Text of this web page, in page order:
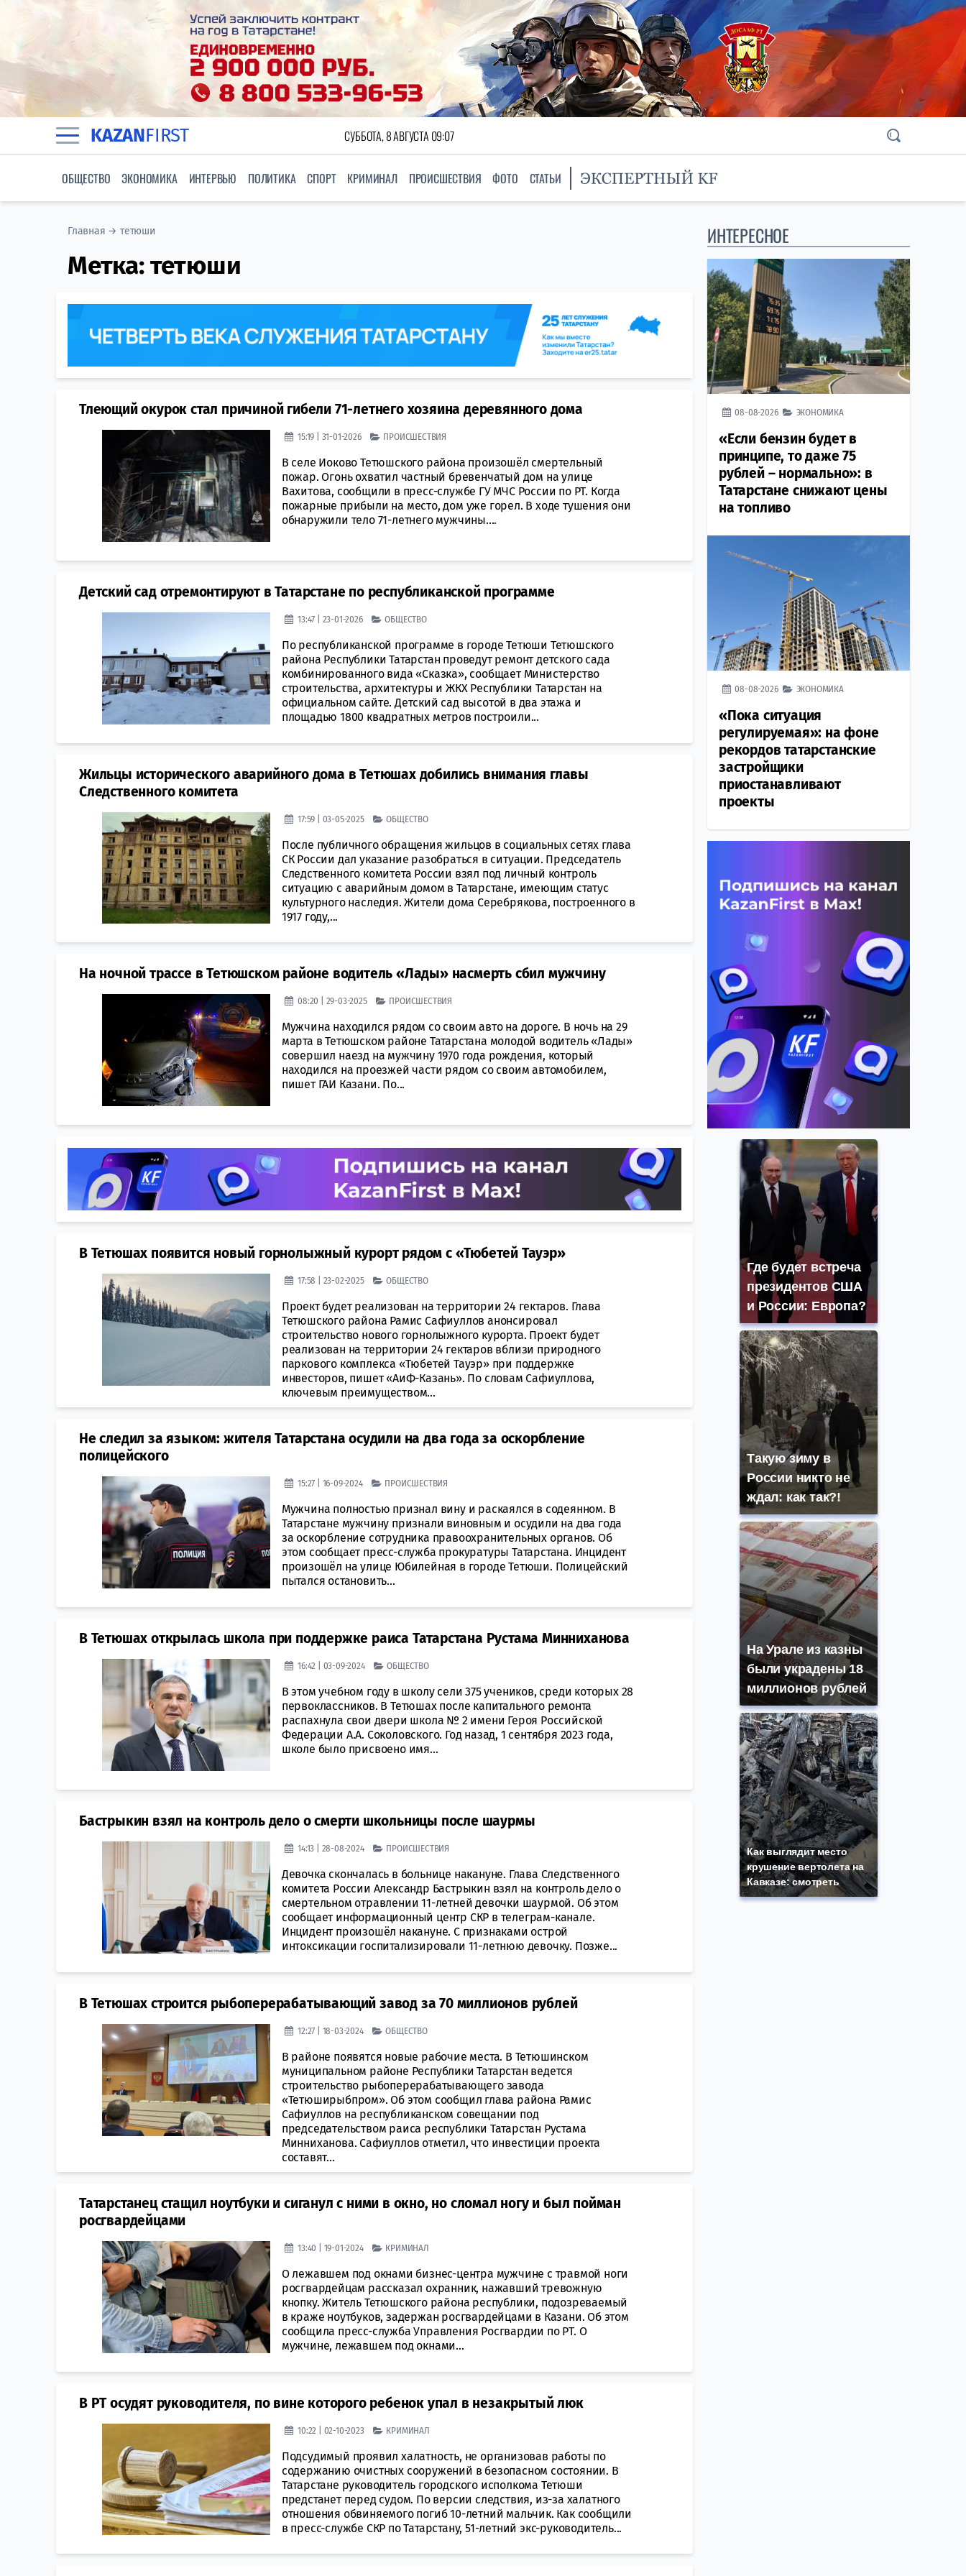
KAZANFIRST СУББОТА, 8 АВГУСТА 09:07
ОБЩЕСТВО ЭКОНОМИКА ИНТЕРВЬЮ ПОЛИТИКА СПОРТ КРИМИНАЛ ПРОИСШЕСТВИЯ ФОТО СТАТЬИ
Главная →тетюши
Метка:тетюши
Тлеющий окурок стал причиной гибели 71-летнего хозяина деревянного дома
15:19 | 31-01-2026 ПРОИСШЕСТВИЯ
В селе Иоково Тетюшского района произошёл смертельный
пожар. Огонь охватил частный бревенчатый дом на улице
Вахитова, сообщили в пресс-службе ГУ МЧС России по РТ. Когда
пожарные прибыли на место, дом уже горел. В ходе тушения они
обнаружили тело 71-летнего мужчины....
Детский сад отремонтируют в Татарстане по республиканской программе
13:47 | 23-01-2026 ОБЩЕСТВО
По республиканской программе в городе Тетюши Тетюшского
района Республики Татарстан проведут ремонт детского сада
комбинированного вида «Сказка», сообщает Министерство
строительства, архитектуры и ЖКХ Республики Татарстан на
официальном сайте. Детский сад высотой в два этажа и
площадью 1800 квадратных метров построили...
Жильцы исторического аварийного дома в Тетюшах добились внимания главы
Следственного комитета
17:59 | 03-05-2025 ОБЩЕСТВО
После публичного обращения жильцов в социальных сетях глава
СК России дал указание разобраться в ситуации. Председатель
Следственного комитета России взял под личный контроль
ситуацию с аварийным домом в Татарстане, имеющим статус
культурного наследия. Жители дома Серебрякова, построенного в
1917 году,...
На ночной трассе в Тетюшском районе водитель «Лады» насмерть сбил мужчину
08:20 | 29-03-2025 ПРОИСШЕСТВИЯ
Мужчина находился рядом со своим авто на дороге. В ночь на 29
марта в Тетюшском районе Татарстана молодой водитель «Лады»
совершил наезд на мужчину 1970 года рождения, который
находился на проезжей части рядом со своим автомобилем,
пишет ГАИ Казани. По...
В Тетюшах появится новый горнолыжный курорт рядом с «Тюбетей Тауэр»
17:58 | 23-02-2025 ОБЩЕСТВО
Проект будет реализован на территории 24 гектаров. Глава
Тетюшского района Рамис Сафиуллов анонсировал
строительство нового горнолыжного курорта. Проект будет
реализован на территории 24 гектаров вблизи природного
паркового комплекса «Тюбетей Тауэр» при поддержке
инвесторов, пишет «АиФ-Казань». По словам Сафиуллова,
ключевым преимуществом...
Не следил за языком: жителя Татарстана осудили на два года за оскорбление
полицейского
15:27 | 16-09-2024 ПРОИСШЕСТВИЯ
Мужчина полностью признал вину и раскаялся в содеянном. В
Татарстане мужчину признали виновным и осудили на два года
за оскорбление сотрудника правоохранительных органов. Об
этом сообщает пресс-служба прокуратуры Татарстана. Инцидент
произошёл на улице Юбилейная в городе Тетюши. Полицейский
пытался остановить...
В Тетюшах открылась школа при поддержке раиса Татарстана Рустама Минниханова
16:42 | 03-09-2024 ОБЩЕСТВО
В этом учебном году в школу сели 375 учеников, среди которых 28
первоклассников. В Тетюшах после капитального ремонта
распахнула свои двери школа № 2 имени Героя Российской
Федерации А.А. Соколовского. Год назад, 1 сентября 2023 года,
школе было присвоено имя...
Бастрыкин взял на контроль дело о смерти школьницы после шаурмы
14:13 | 28-08-2024 ПРОИСШЕСТВИЯ
Девочка скончалась в больнице накануне. Глава Следственного
комитета России Александр Бастрыкин взял на контроль дело о
смертельном отравлении 11-летней девочки шаурмой. Об этом
сообщает информационный центр СКР в телеграм-канале.
Инцидент произошёл накануне. С признаками острой
интоксикации госпитализировали 11-летнюю девочку. Позже...
В Тетюшах строится рыбоперерабатывающий завод за 70 миллионов рублей
12:27 | 18-03-2024 ОБЩЕСТВО
В районе появятся новые рабочие места. В Тетюшинском
муниципальном районе Республики Татарстан ведется
строительство рыбоперерабатывающего завода
«Тетюширыбпром». Об этом сообщил глава района Рамис
Сафиуллов на республиканском совещании под
председательством раиса республики Татарстан Рустама
Минниханова. Сафиуллов отметил, что инвестиции проекта
составят...
Татарстанец стащил ноутбуки и сиганул с ними в окно, но сломал ногу и был пойман
росгвардейцами
13:40 | 19-01-2024 КРИМИНАЛ
О лежавшем под окнами бизнес-центра мужчине с травмой ноги
росгвардейцам рассказал охранник, нажавший тревожную
кнопку. Житель Тетюшского района республики, подозреваемый
в краже ноутбуков, задержан росгвардейцами в Казани. Об этом
сообщила пресс-служба Управления Росгвардии по РТ. О
мужчине, лежавшем под окнами...
В РТ осудят руководителя, по вине которого ребенок упал в незакрытый люк
10:22 | 02-10-2023 КРИМИНАЛ
Подсудимый проявил халатность, не организовав работы по
содержанию очистных сооружений в безопасном состоянии. В
Татарстане руководитель городского исполкома Тетюши
предстанет перед судом. По версии следствия, из-за халатного
отношения обвиняемого погиб 10-летний мальчик. Как сообщили
в пресс-службе СКР по Татарстану, 51-летний экс-руководитель...
ИНТЕРЕСНОЕ
08-08-2026 ЭКОНОМИКА
«Если бензин будет в
принципе, то даже 75
рублей – нормально»: в
Татарстане снижают цены
на топливо
08-08-2026 ЭКОНОМИКА
«Пока ситуация
регулируемая»: на фоне
рекордов татарстанские
застройщики
приостанавливают
проекты
Где будет встреча
президентов США
и России: Европа?
Такую зиму в
России никто не
ждал: как так?!
На Урале из казны
были украдены 18
миллионов рублей
Как выглядит место
крушение вертолета на
Кавказе: смотреть